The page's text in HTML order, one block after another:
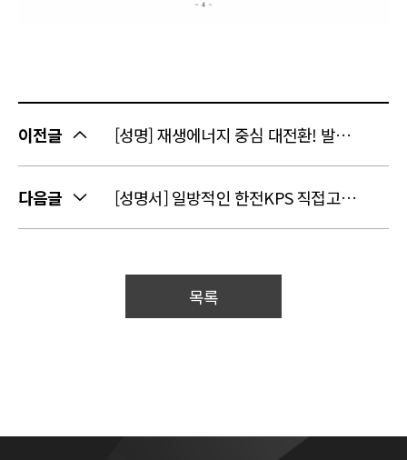
이전글 [성명] 재생에너지 중심 대전환! 발전공기업 하나로 통합!
다음글 [성명서] 일방적인 한전KPS 직접고용 발표에 반대한다!
목록